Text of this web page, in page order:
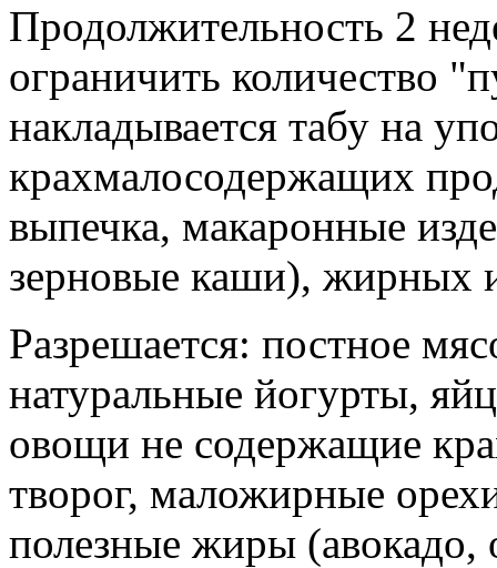
Продолжительность 2
ограничить количество
накладывается табу на
крахмалосодержащих
выпечка, макаронные
зерновые каши), жирных
Разрешается: постное
натуральные йогурты,
овощи не содержащие
творог, маложирные
полезные жиры (авокадо,